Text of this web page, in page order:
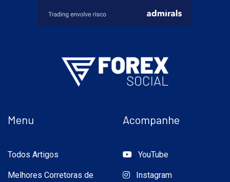
Menu
Todos Artigos
Melhores Corretoras de
Acompanhe
YouTube
Instagram